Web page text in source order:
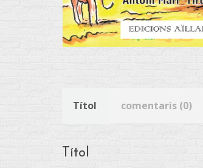
Títol comentaris (0)
Títol